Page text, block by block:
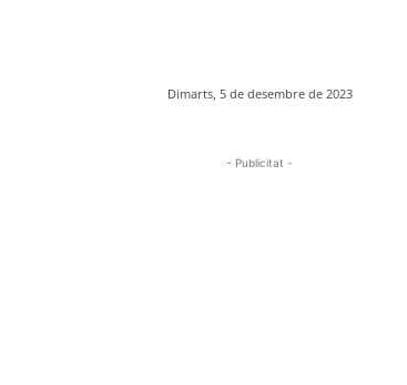
Dimarts, 5 de desembre de 2023
- Publicitat -